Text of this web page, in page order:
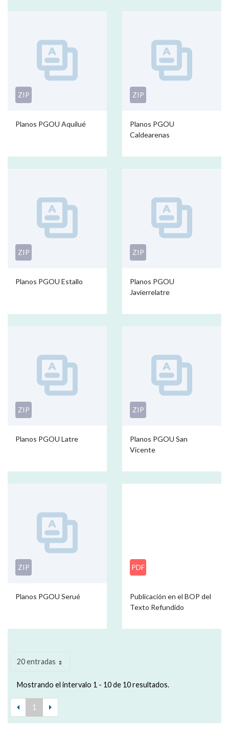
ZIP
Planos PGOU Aquilué
ZIP
Planos PGOU
Caldearenas
ZIP
Planos PGOU Estallo
ZIP
Planos PGOU
Javierrelatre
ZIP
Planos PGOU Latre
ZIP
Planos PGOU San
Vicente
ZIP
Planos PGOU Serué
PDF
Publicación en el BOP del
Texto Refundido
20 entradas
Mostrando el intervalo 1 - 10 de 10 resultados.
1